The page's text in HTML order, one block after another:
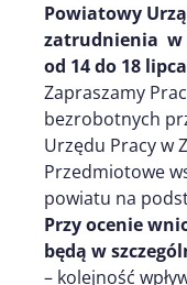
Powiatowy
zatrudnienia w
od 14 do 18
Zapraszamy
bezrobotnych
Urzędu Pracy w
Przedmiotowe
powiatu na
Przy ocenie
będą w
– kolejność